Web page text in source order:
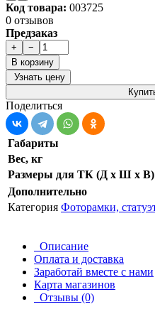
Код товара: 003725
0 отзывов
Предзаказ
+
−
В корзину
Узнать цену
Поделиться
Габариты
Вес, кг
Размеры для ТК (Д х Ш х В)
Дополнительно
Категория Фоторамки,
Описание
Оплата и доставка
Заработай вместе с нами
Карта магазинов
Отзывы (0)